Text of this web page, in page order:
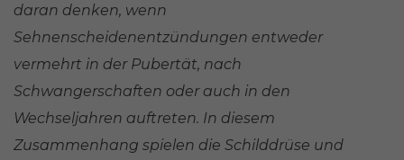
daran denken, wenn
Sehnenscheidenentzündungen entweder
vermehrt in der Pubertät, nach
Schwangerschaften oder auch in den
Wechseljahren auftreten. In diesem
Zusammenhang spielen die Schilddrüse und